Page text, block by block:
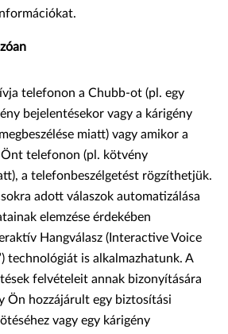
telefonon a Chubb-ot (pl. egy
bejelentésekor vagy a kárigény
miatt) vagy amikor a
telefonon (pl. kötvény
a telefonbeszélgetést rögzíthetjük.
adott válaszok automatizálása
elemzése érdekében
Hangválasz (Interactive Voice
technológiát is alkalmazhatunk. A
felvételeit annak bizonyítására
Ön hozzájárult egy biztosítási
vagy egy kárigény